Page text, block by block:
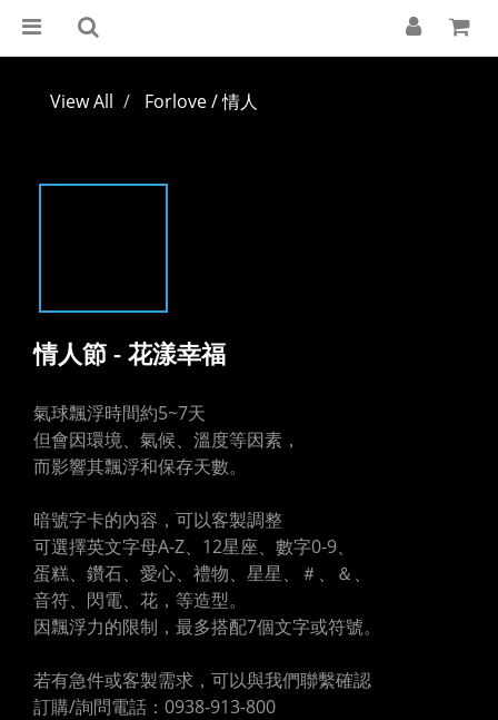
View All Forlove / 情人
情人節 - 花漾幸福
氣球飄浮時間約5~7天
但會因環境、氣候、溫度等因素，
而影響其飄浮和保存天數。
暗號字卡的內容，可以客製調整
可選擇英文字母A-Z、12星座、數字0-9、
蛋糕、鑽石、愛心、禮物、星星、＃、＆、
音符、閃電、花，等造型。
因飄浮力的限制，最多搭配7個文字或符號。
若有急件或客製需求，可以與我們聯繫確認
訂購/詢問電話：0938-913-800